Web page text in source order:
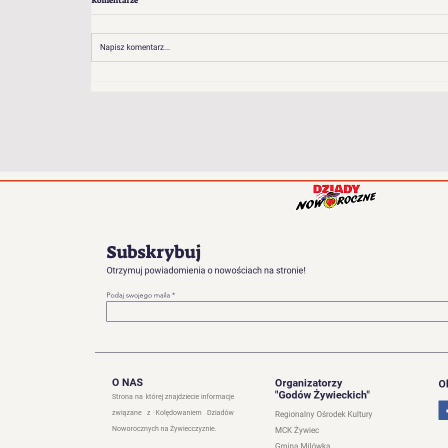
Żyd i Żydówka
Góral
Napisz komentarz...
Subskrybuj
Otrzymuj powiadomienia o nowościach na stronie!
Podaj swojego maila
O NAS
Strona na której znajdziecie informacje
związane z Kolędowaniem Dziadów
Noworocznych na Żywiecczyznie.
Organizatorzy
"Godów Żywieckich"
Regionalny Ośrodek Kultury
MCK Żywiec